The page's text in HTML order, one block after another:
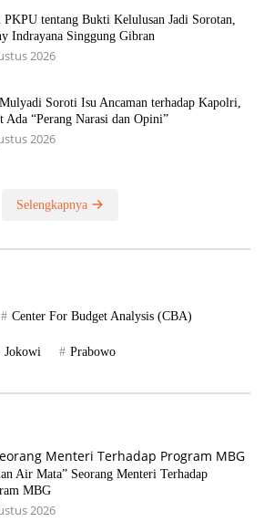
PKPU tentang Bukti Kelulusan Jadi Sorotan,
Indrayana Singgung Gibran
2026
Soroti Isu Ancaman terhadap Kapolri,
Ada “Perang Narasi dan Opini”
2026
Selengkapnya
Center For Budget Analysis (CBA)
Jokowi Prabowo
Air Mata” Seorang Menteri Terhadap
MBG
2026